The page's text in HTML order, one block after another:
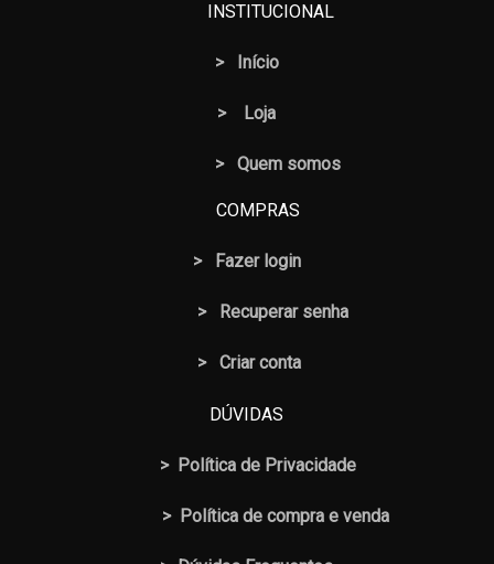
INSTITUCIONAL
> Início
> Loja
> Quem somos
COMPRAS
> Fazer login
> Recuperar senha
> Criar conta
DÚVIDAS
> Política de Privacidade
> Política de compra e venda